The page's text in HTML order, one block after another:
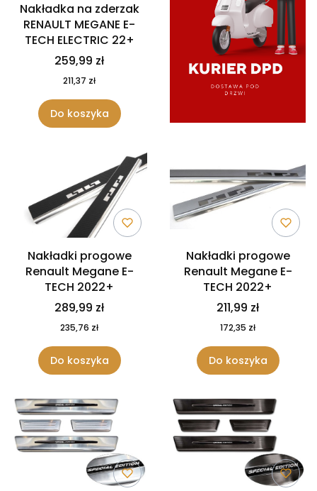
Nakładka na zderzak
RENAULT MEGANE E-
TECH ELECTRIC 22+
259,99 zł
211,37 zł
Do koszyka
Nakładki progowe
Renault Megane E-
TECH 2022+
289,99 zł
235,76 zł
Do koszyka
Nakładki progowe
Renault Megane E-
TECH 2022+
211,99 zł
172,35 zł
Do koszyka